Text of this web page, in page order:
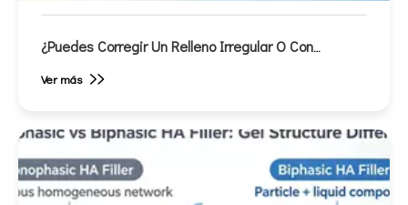
¿Puedes Corregir Un Relleno Irregular O Con
Protuberancias? Una Guía De La Clínica Para La
Ver más